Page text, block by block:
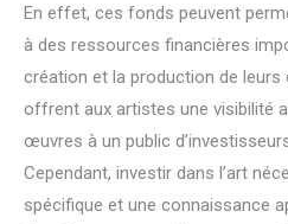
En effet, ces fonds peuvent
à des ressources financières
création et la production de
offrent aux artistes une visibilité
œuvres à un public
Cependant, investir dans l’art
spécifique et une connaissance